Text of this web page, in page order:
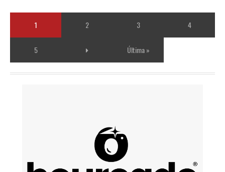
1 2 3 4
5 Última »